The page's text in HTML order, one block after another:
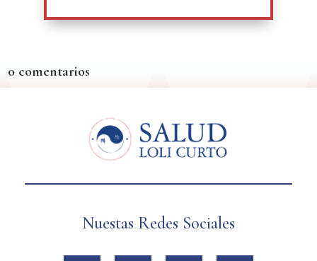
0 comentarios
Nuestas Redes Sociales